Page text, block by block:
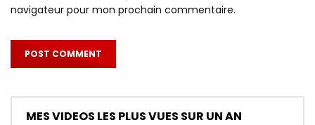
navigateur pour mon prochain commentaire.
MES VIDEOS LES PLUS VUES SUR UN AN